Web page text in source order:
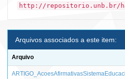
http://repositorio.unb.br/
Arquivos associados a este item:
Arquivo